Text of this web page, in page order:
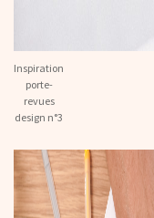
Inspiration
porte-
revues
design n°3